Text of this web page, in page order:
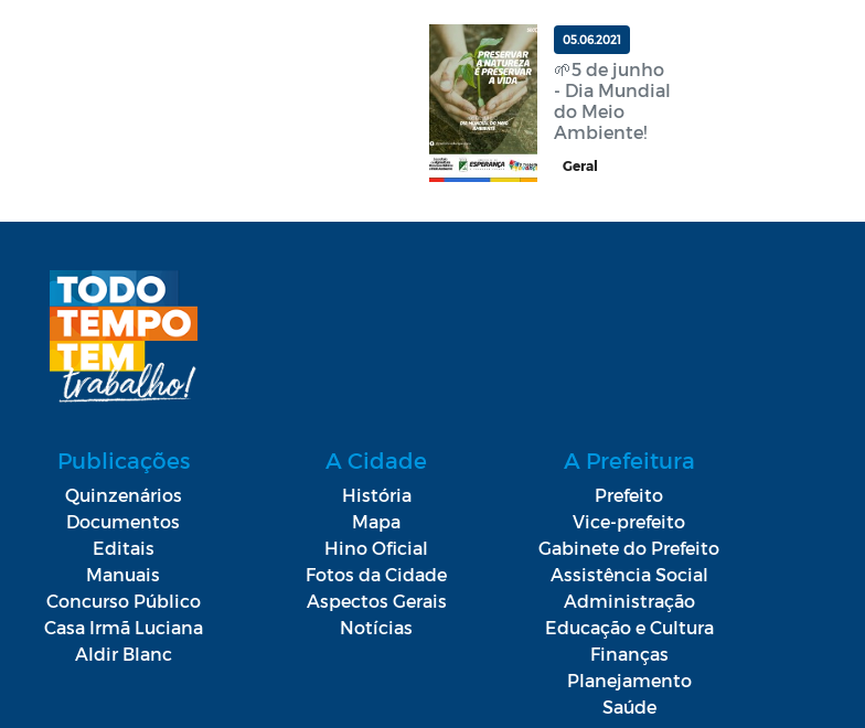
05.06.2021
🌱5 de junho
- Dia Mundial
do Meio
Ambiente!
Geral
Publicações
Quinzenários
Documentos
Editais
Manuais
Concurso Público
Casa Irmã Luciana
Aldir Blanc
A Cidade
História
Mapa
Hino Oficial
Fotos da Cidade
Aspectos Gerais
Notícias
A Prefeitura
Prefeito
Vice-prefeito
Gabinete do Prefeito
Assistência Social
Administração
Educação e Cultura
Finanças
Planejamento
Saúde